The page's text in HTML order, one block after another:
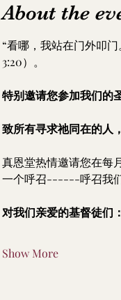
About the
“看哪，我站在门外叩
3:20）。
特别邀请您参加我们的
致所有寻求祂同在的人，
真恩堂热情邀请您在每
一个呼召------呼召我们
对我们亲爱的基督徒们：
Show More